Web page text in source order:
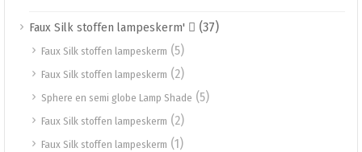
Faux Silk stoffen lampeskerm'  (37)
Faux Silk stoffen lampeskerm (5)
Faux Silk stoffen lampeskerm (2)
Sphere en semi globe Lamp Shade (5)
Faux Silk stoffen lampeskerm (2)
Faux Silk stoffen lampeskerm (1)